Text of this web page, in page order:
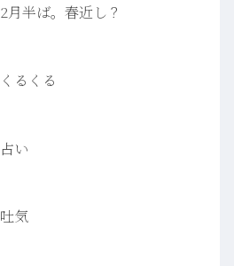
2月半ば。春近し？
くるくる
占い
吐気